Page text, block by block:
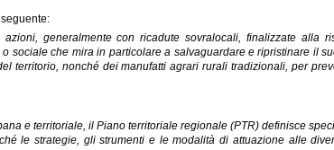
generalmente con ricadute sovralocali, finalizzate alla
sociale che mira in particolare a salvaguardare e ripristinare il
territorio, nonché dei manufatti agrari rurali tradizionali, per
e territoriale, il Piano territoriale regionale (PTR) definisce
le strategie, gli strumenti e le modalità di attuazione alle